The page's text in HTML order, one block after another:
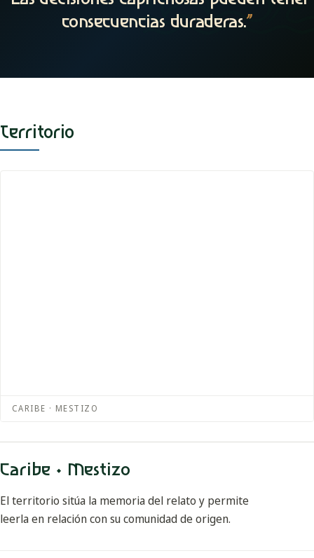
consecuencias duraderas.”
Territorio
CARIBE · MESTIZO
Caribe · Mestizo
El territorio sitúa la memoria del relato y permite
leerla en relación con su comunidad de origen.